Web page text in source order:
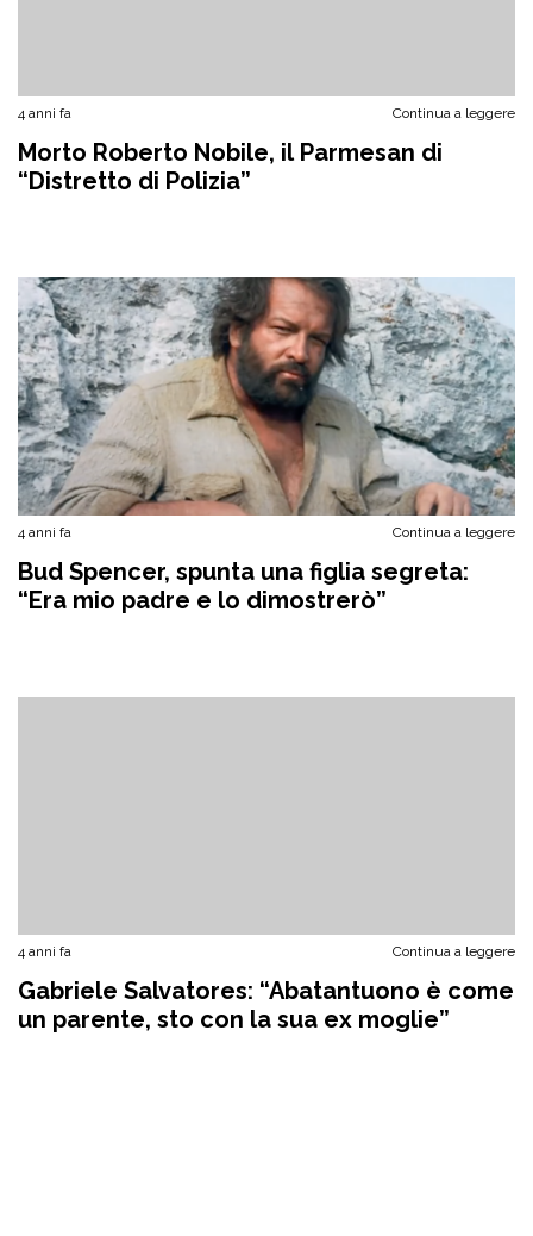
4 anni fa Continua a leggere
Morto Roberto Nobile, il Parmesan di
“Distretto di Polizia”
4 anni fa Continua a leggere
Bud Spencer, spunta una figlia segreta:
“Era mio padre e lo dimostrerò”
4 anni fa Continua a leggere
Gabriele Salvatores: “Abatantuono è come
un parente, sto con la sua ex moglie”